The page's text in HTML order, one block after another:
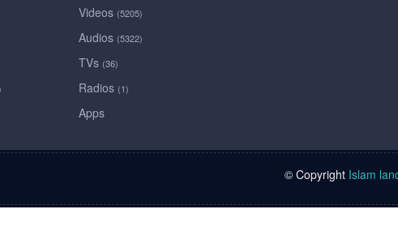
Videos (5205)
Audios (5322)
TVs (36)
Radios (1)
Apps
© Copyright